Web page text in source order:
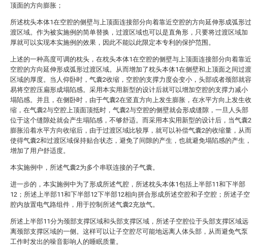
顶面的方向膨胀；
所述枕头本体1在空腔的侧壁与上顶面连接部分向着靠近空腔的方向延伸形成弧形过
渡区域。作为被实施例的简单替换，过渡区域也可以是直角形，只要将过渡区域加
厚就可以实现本实施例的效果，因此不能以此限定本专利的保护范围。
上述的一种高度可调的枕头，在枕头本体1在空腔的侧壁与上顶面连接部分向着靠近
空腔的方向延伸形成弧形过渡区域。从而增加了枕头本体1在侧壁和上顶面之间过渡
区域的厚度。当人仰卧时，气囊2收缩，空腔的支撑力度会变小，头部或者颈部就容
易将空腔压扁形成塌陷感。采用本实用新型的设计后就可以增加空腔的支撑力减小
塌陷感。并且，在侧卧时，由于气囊2在竖直方向上发生膨胀，在水平方向上发生收
缩，在气囊2与空腔上顶面顶抵时，气囊2与空腔的侧壁就会形成缝隙，一旦人头部
位于这个缝隙处就会产生塌陷感，不够舒适。而采用本实用新型的设计后，当气囊2
膨胀沿着水平方向收缩后，由于过渡区域比较厚，就可以补偿气囊2的收缩量，从而
使得气囊2和过渡区域保持贴合状态，避免了间隙的产生，也就避免塌陷感的产生，
增加了用户舒适度。
本实施例中，所述气囊2为多个串联连接的子气囊。
进一步的，本实施例中为了形成所述气腔，所述枕头本体1包括上半部11和下半部
12；所述上半部11和下半部12下半部12相向拼合形成所述空腔和子空腔；所述子空
腔内放置电气路组件，用于控制所述气囊2充放气。
所述上半部11分为颈部支撑区域和头部支撑区域，所述子空腔位于头部支撑区域远
离颈部支撑区域的一侧。这样可以让子空腔尽可能地远离人体头部，从而避免气泵
工作时发出的噪音影响人的睡眠质量。